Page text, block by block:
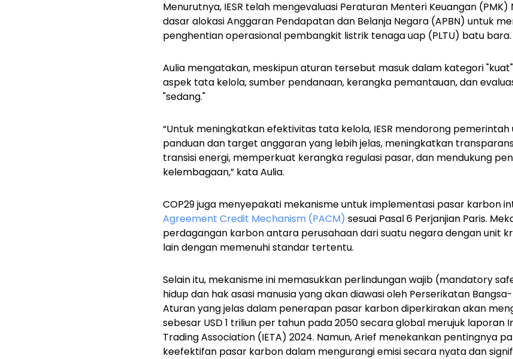
Menurutnya, IESR telah mengevaluasi Peraturan Menteri Keuangan (PMK)
dasar alokasi Anggaran Pendapatan dan Belanja Negara (APBN) untuk
penghentian operasional pembangkit listrik tenaga uap (PLTU) batu bara.
Aulia mengatakan, meskipun aturan tersebut masuk dalam kategori
aspek tata kelola, sumber pendanaan, kerangka pemantauan, dan
"sedang."
“Untuk meningkatkan efektivitas tata kelola, IESR mendorong
panduan dan target anggaran yang lebih jelas, meningkatkan
transisi energi, memperkuat kerangka regulasi pasar, dan mendukung
kelembagaan,” kata Aulia.
COP29 juga menyepakati mekanisme untuk implementasi pasar karbon
Agreement Credit Mechanism (PACM) sesuai Pasal 6 Perjanjian Paris.
perdagangan karbon antara perusahaan dari suatu negara dengan unit
lain dengan memenuhi standar tertentu.
Selain itu, mekanisme ini memasukkan perlindungan wajib (mandatory
hidup dan hak asasi manusia yang akan diawasi oleh Perserikatan
Aturan yang jelas dalam penerapan pasar karbon diperkirakan akan
sebesar USD 1 triliun per tahun pada 2050 secara global merujuk laporan
Trading Association (IETA) 2024. Namun, Arief menekankan pentingnya
keefektifan pasar karbon dalam mengurangi emisi secara nyata dan